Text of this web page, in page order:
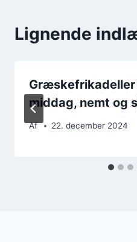
Lignende
middag, nemt og
Af 22. december 2024